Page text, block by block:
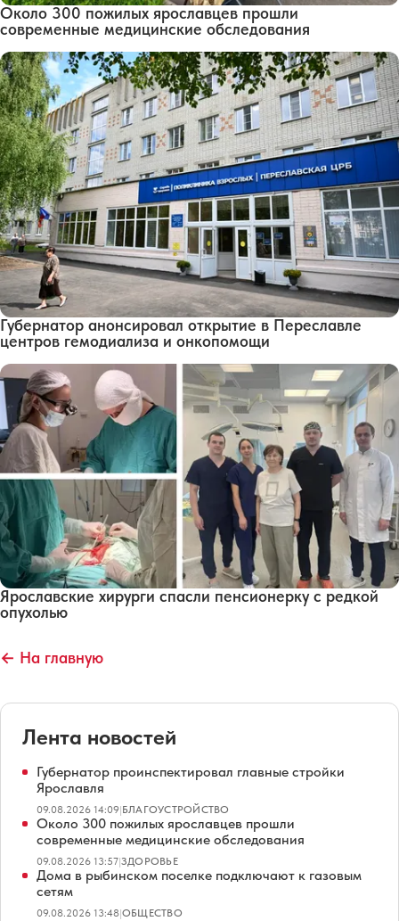
Около 300 пожилых ярославцев прошли
современные медицинские обследования
Губернатор анонсировал открытие в Переславле
центров гемодиализа и онкопомощи
Ярославские хирурги спасли пенсионерку с редкой
опухолью
← На главную
Лента новостей
Губернатор проинспектировал главные стройки
Ярославля
09.08.2026 14:09|БЛАГОУСТРОЙСТВО
Около 300 пожилых ярославцев прошли
современные медицинские обследования
09.08.2026 13:57|ЗДОРОВЬЕ
Дома в рыбинском поселке подключают к газовым
сетям
09.08.2026 13:48|ОБЩЕСТВО